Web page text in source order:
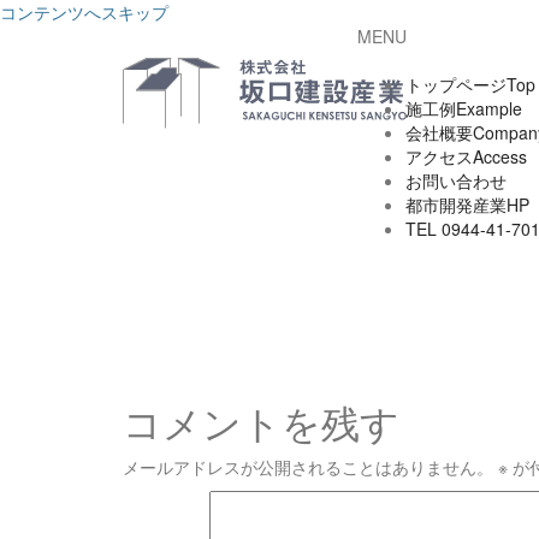
コンテンツへスキップ
MENU
トップページTop
施工例Example
会社概要
アクセスAccess
お問い合わせ
都市開発産業HP
TEL 0944-41-
コメントを残す
メールアドレスが公開されることはありません。 ※ が